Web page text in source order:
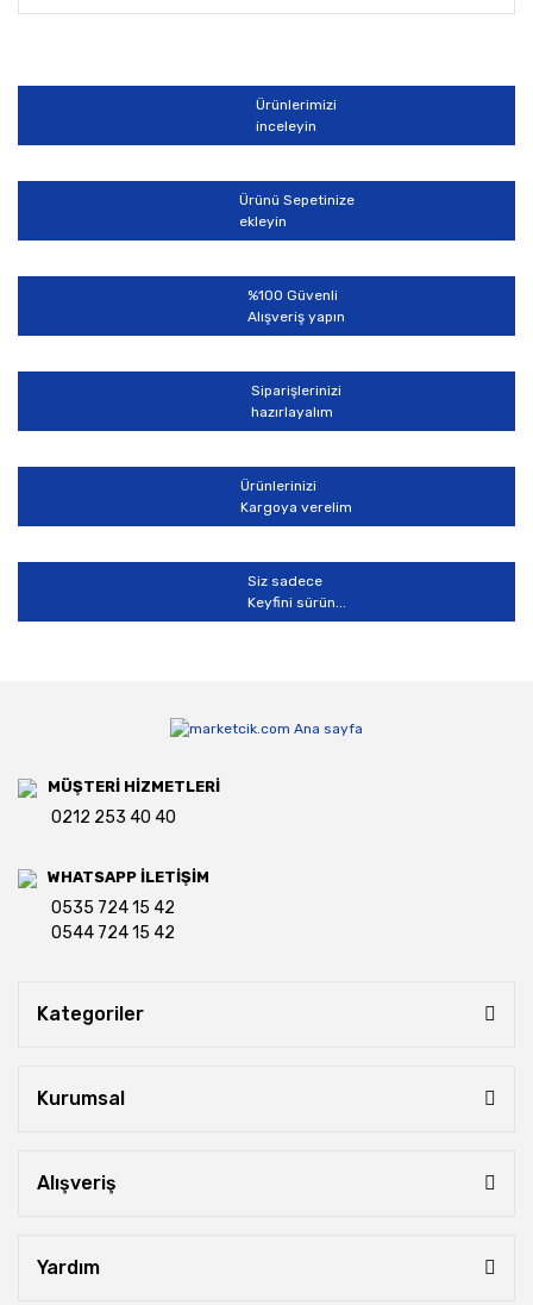
Yorum Yaz
Bu ürünün fiyat bilgisi, resim, ürün açıklamalarında ve
Görüş ve önerileriniz için teşekkür ederiz.
Ürün resmi kalitesiz, bozuk veya görüntülenemiyor.
Ürün açıklamasında eksik bilgiler bulunuyor.
Ürün bilgilerinde hatalar bulunuyor.
Ürün fiyatı diğer sitelerden daha pahalı.
Bu ürüne benzer farklı alternatifler olmalı.
Gönder
Ürünlerimizi
inceleyin
Ürünü Sepetinize
ekleyin
%100 Güvenli
Alışveriş yapın
Siparişlerinizi
hazırlayalım
Ürünlerinizi
Kargoya verelim
Siz sadece
Keyfini sürün...
MÜŞTERİ HİZMETLERİ
0212 253 40 40
WHATSAPP İLETİŞİM
0535 724 15 42
0544 724 15 42
Kategoriler
Kurumsal
Alışveriş
Yardım